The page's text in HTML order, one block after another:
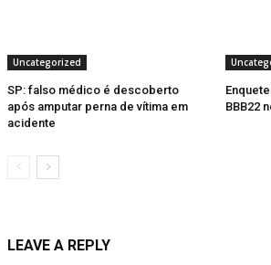
Uncategorized
SP: falso médico é descoberto
após amputar perna de vítima em
acidente
BBB22
LEAVE A REPLY